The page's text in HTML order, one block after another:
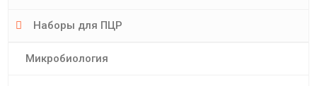
Наборы для ПЦР
Микробиология